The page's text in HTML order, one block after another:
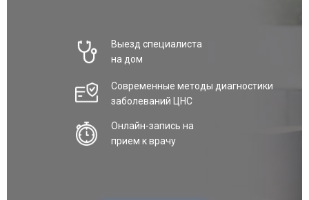
Выезд специалиста
на дом
Современные методы диагностики
заболеваний ЦНС
Онлайн-запись на
прием к врачу